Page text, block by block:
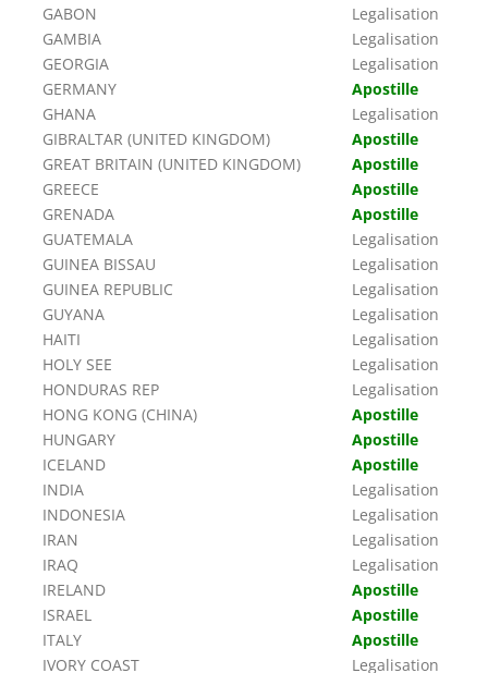
GABON
Legalisation
GAMBIA
Legalisation
GEORGIA
Legalisation
GERMANY
Apostille
GHANA
Legalisation
GIBRALTAR (UNITED KINGDOM)
Apostille
GREAT BRITAIN (UNITED KINGDOM)
Apostille
GREECE
Apostille
GRENADA
Apostille
GUATEMALA
Legalisation
GUINEA BISSAU
Legalisation
GUINEA REPUBLIC
Legalisation
GUYANA
Legalisation
HAITI
Legalisation
HOLY SEE
Legalisation
HONDURAS REP
Legalisation
HONG KONG (CHINA)
Apostille
HUNGARY
Apostille
ICELAND
Apostille
INDIA
Legalisation
INDONESIA
Legalisation
IRAN
Legalisation
IRAQ
Legalisation
IRELAND
Apostille
ISRAEL
Apostille
ITALY
Apostille
IVORY COAST
Legalisation